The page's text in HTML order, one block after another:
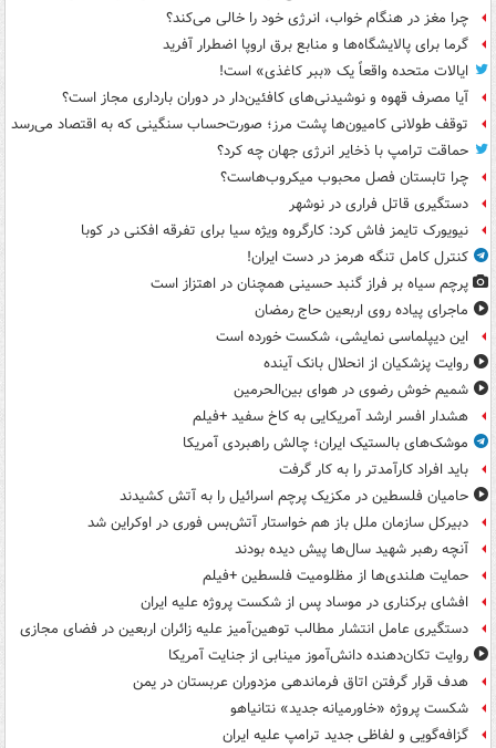
چرا مغز در هنگام خواب، انرژی خود را خالی می‌کند؟
گرما برای پالایشگاه‌ها و منابع برق اروپا اضطرار آفرید
ایالات متحده واقعاً یک «ببر کاغذی» است!
آیا مصرف قهوه و نوشیدنی‌های کافئین‌دار در دوران بارداری مجاز است؟
توقف طولانی کامیون‌ها پشت مرز؛ صورت‌حساب سنگینی که به اقتصاد می‌رسد
حماقت ترامپ با ذخایر انرژی جهان چه کرد؟
چرا تابستان فصل محبوب میکروب‌هاست؟
دستگیری قاتل فراری در نوشهر
نیویورک تایمز فاش کرد: کارگروه ویژه سیا برای تفرقه افکنی در کوبا
کنترل کامل تنگه هرمز در دست ایران!
پرچم سیاه بر فراز گنبد حسینی همچنان در اهتزاز است
ماجرای پیاده روی اربعین حاج رمضان
این دیپلماسی نمایشی، شکست خورده است
روایت پزشکیان از انحلال بانک آینده
شمیم خوش رضوی در هوای بین‌الحرمین
هشدار افسر ارشد آمریکایی به کاخ سفید +فیلم
موشک‌های بالستیک ایران؛ چالش راهبردی آمریکا
باید افراد کارآمدتر را به کار گرفت
حامیان فلسطین در مکزیک پرچم اسرائیل را به آتش کشیدند
دبیرکل سازمان ملل باز هم خواستار آتش‌بس فوری در اوکراین شد
آنچه رهبر شهید سال‌ها پیش دیده بودند
حمایت هلندی‌ها از مظلومیت فلسطین +فیلم
افشای برکناری در موساد پس از شکست پروژه علیه ایران
دستگیری عامل انتشار مطالب توهین‌آمیز علیه زائران اربعین در فضای مجازی
روایت تکان‌دهنده دانش‌آموز مینابی از جنایت آمریکا
هدف قرار گرفتن اتاق‌ فرماندهی مزدوران عربستان در یمن
شکست پروژه «خاورمیانه جدید» نتانیاهو
گزافه‌گویی و لفاظی جدید ترامپ علیه ایران